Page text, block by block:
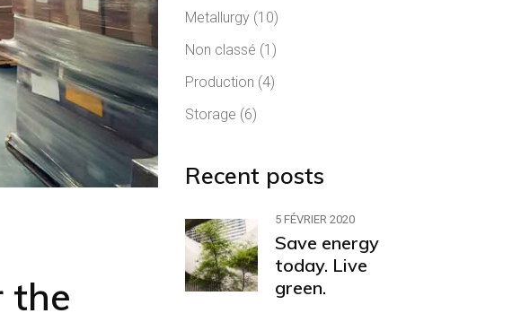
the
Metallurgy(10)
Non classé (1)
Production (4)
Storage (6)
Recent posts
5 FÉVRIER 2020
Save energy
today. Live
green.